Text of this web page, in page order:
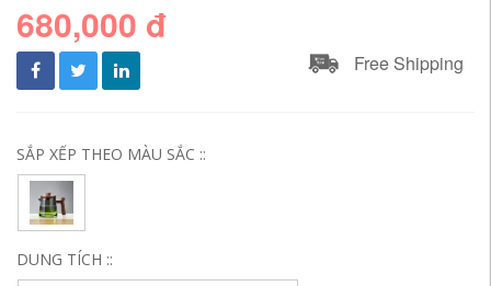
680,000 đ
Free Shipping
SẮP XẾP THEO MÀU SẮC ::
DUNG TÍCH ::